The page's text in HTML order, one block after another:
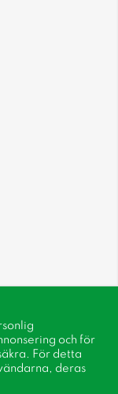
och för
För detta
deras